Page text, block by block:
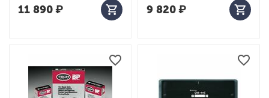
11 890₽ 9 820₽